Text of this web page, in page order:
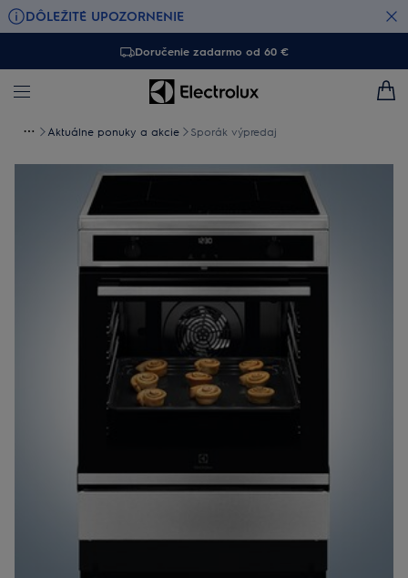
DÔLEŽITÉ UPOZORNENIE
Doručenie zadarmo od 60 €
Aktuálne ponuky a akcie Sporák výpredaj